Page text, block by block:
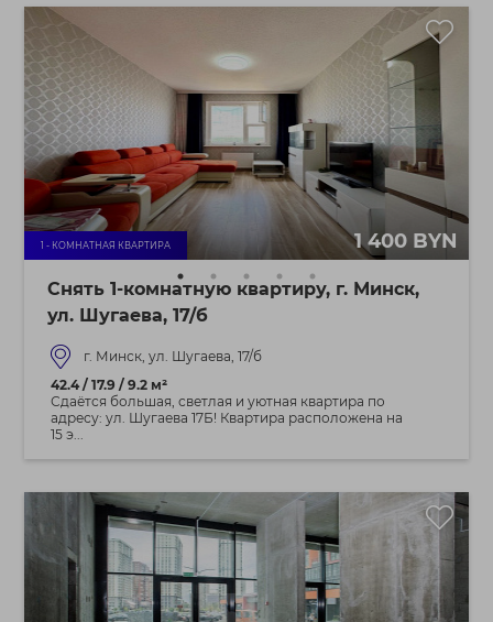
1 - КОМНАТНАЯ КВАРТИРА 1 400 BYN
Снять 1-комнатную квартиру, г. Минск,
ул. Шугаева, 17/б
г. Минск, ул. Шугаева, 17/б
42.4 / 17.9 / 9.2 м²
Сдаётся большая, светлая и уютная квартира по
адресу: ул. Шугаева 17Б! Квартира расположена на
15 э...